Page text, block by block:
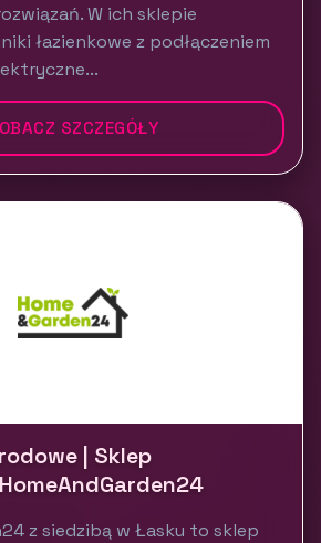
W ich sklepie
łazienkowe z podłączeniem
SZCZEGÓŁY
| Sklep
z siedzibą w Łasku to sklep